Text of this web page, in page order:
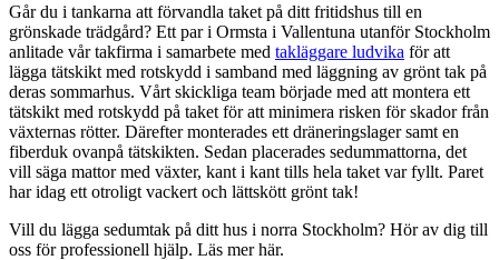
Går du i tankarna att förvandla taket på ditt fritidshus till en
grönskade trädgård? Ett par i Ormsta i Vallentuna utanför Stockholm
anlitade vår takfirma i samarbete med takläggare ludvika för att
lägga tätskikt med rotskydd i samband med läggning av grönt tak på
deras sommarhus. Vårt skickliga team började med att montera ett
tätskikt med rotskydd på taket för att minimera risken för skador från
växternas rötter. Därefter monterades ett dräneringslager samt en
fiberduk ovanpå tätskikten. Sedan placerades sedummattorna, det
vill säga mattor med växter, kant i kant tills hela taket var fyllt. Paret
har idag ett otroligt vackert och lättskött grönt tak!
Vill du lägga sedumtak på ditt hus i norra Stockholm? Hör av dig till
oss för professionell hjälp. Läs mer här.